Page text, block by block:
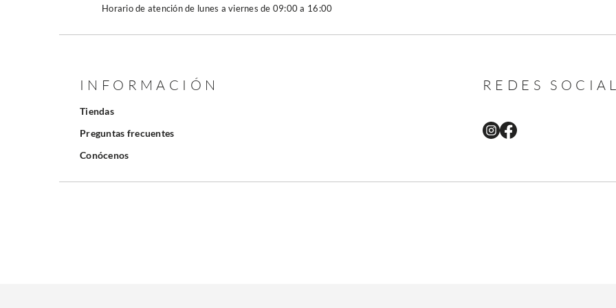
Horario de atención de lunes a viernes de 09:00 a 16:00
INFORMACIÓN
Tiendas
Preguntas frecuentes
Conócenos
REDES